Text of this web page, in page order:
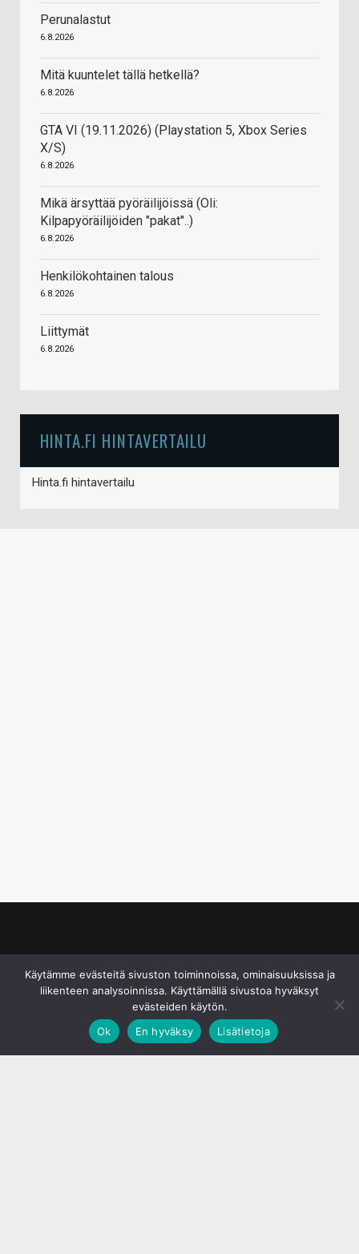
Perunalastut
6.8.2026
Mitä kuuntelet tällä hetkellä?
6.8.2026
GTA VI (19.11.2026) (Playstation 5, Xbox Series
X/S)
6.8.2026
Mikä ärsyttää pyöräilijöissä (Oli:
Kilpapyöräilijöiden "pakat"..)
6.8.2026
Henkilökohtainen talous
6.8.2026
Liittymät
6.8.2026
HINTA.FI HINTAVERTAILU
Hinta.fi hintavertailu
Käytämme evästeitä sivuston toiminnoissa, ominaisuuksissa ja
liikenteen analysoinnissa. Käyttämällä sivustoa hyväksyt
evästeiden käytön.
Ok
En hyväksy Lisätietoja